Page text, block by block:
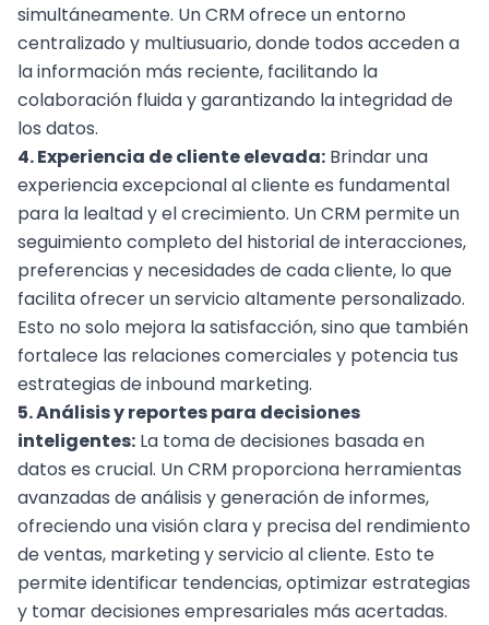
simultáneamente. Un CRM ofrece un entorno
centralizado y multiusuario, donde todos acceden a
la información más reciente, facilitando la
colaboración fluida y garantizando la integridad de
los datos.
4. Experiencia de cliente elevada: Brindar una
experiencia excepcional al cliente es fundamental
para la lealtad y el crecimiento. Un CRM permite un
seguimiento completo del historial de interacciones,
preferencias y necesidades de cada cliente, lo que
facilita ofrecer un servicio altamente personalizado.
Esto no solo mejora la satisfacción, sino que también
fortalece las relaciones comerciales y potencia tus
estrategias deinbound marketing.
5. Análisis y reportes para decisiones
inteligentes: La toma de decisiones basada en
datos es crucial. Un CRM proporciona herramientas
avanzadas de análisis y generación de informes,
ofreciendo una visión clara y precisa del rendimiento
de ventas, marketing y servicio al cliente. Esto te
permite identificar tendencias, optimizar estrategias
y tomar decisiones empresariales más acertadas.